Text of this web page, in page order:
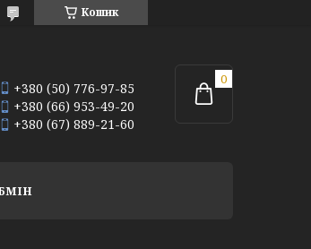
Кошик
+380 (50) 776-97-85
+380 (66) 953-49-20
+380 (67) 889-21-60